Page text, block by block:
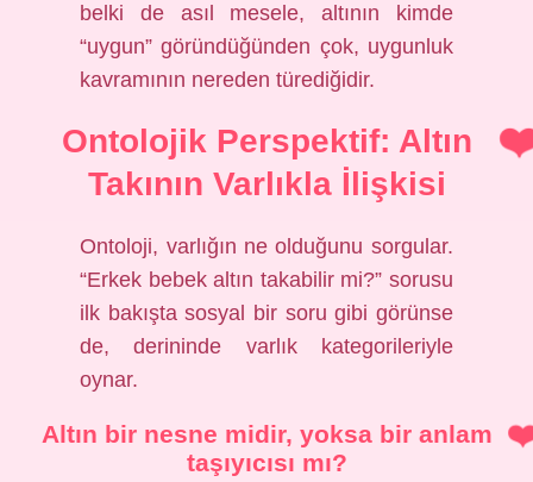
belki de asıl mesele, altının kimde
“uygun” göründüğünden çok, uygunluk
kavramının nereden türediğidir.
Ontolojik Perspektif: Altın
Takının Varlıkla İlişkisi
Ontoloji, varlığın ne olduğunu sorgular.
“Erkek bebek altın takabilir mi?” sorusu
ilk bakışta sosyal bir soru gibi görünse
de, derininde varlık kategorileriyle
oynar.
Altın bir nesne midir, yoksa bir anlam
taşıyıcısı mı?